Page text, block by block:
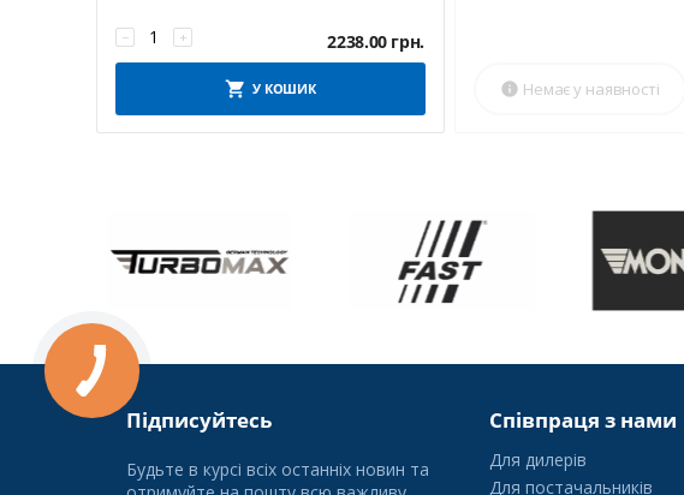
+
− 2238.00 грн.
У КОШИК Немає у наявності

Підписуйтесь
Будьте в курсі всіх останніх новин та
Співпраця з нами
Для дилерів
Для постачальників